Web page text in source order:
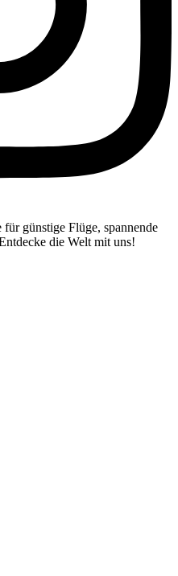
günstige Flüge, spannende
die Welt mit uns!